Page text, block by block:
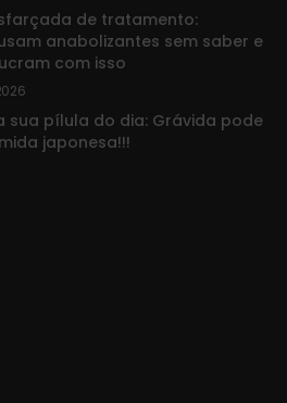
de tratamento:
anabolizantes sem saber e
com isso
sua pílula do dia: Grávida pode
japonesa!!!